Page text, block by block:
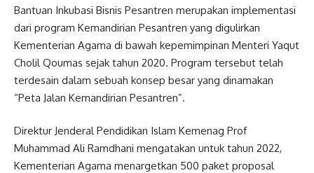
Bantuan Inkubasi Bisnis Pesantren merupakan implementasi
dari program Kemandirian Pesantren yang digulirkan
Kementerian Agama di bawah kepemimpinan Menteri Yaqut
Cholil Qoumas sejak tahun 2020. Program tersebut telah
terdesain dalam sebuah konsep besar yang dinamakan
“Peta Jalan Kemandirian Pesantren”.
Direktur Jenderal Pendidikan Islam Kemenag Prof
Muhammad Ali Ramdhani mengatakan untuk tahun 2022,
Kementerian Agama menargetkan 500 paket proposal